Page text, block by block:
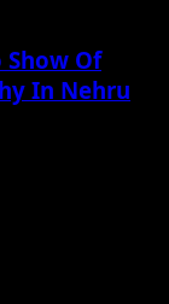
Show Of
In Nehru